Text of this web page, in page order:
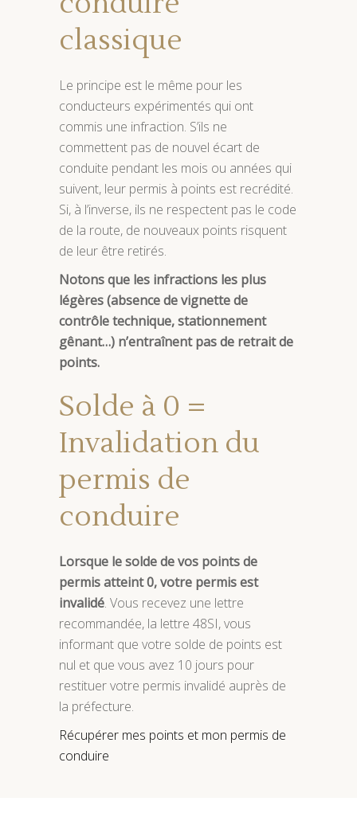
classique
Le principe est le même pour les
conducteurs expérimentés qui ont
commis une infraction. S’ils ne
commettent pas de nouvel écart de
conduite pendant les mois ou années qui
suivent, leur permis à points est recrédité.
Si, à l’inverse, ils ne respectent pas le code
de la route, de nouveaux points risquent
de leur être retirés.
Notons que les infractions les plus
légères (absence de vignette de
contrôle technique, stationnement
gênant…) n’entraînent pas de retrait de
points.
Solde à 0 =
Invalidation du
permis de
conduire
Lorsque le solde de vos points de
permis atteint 0, votre permis est
invalidé. Vous recevez une lettre
recommandée, la lettre 48SI, vous
informant que votre solde de points est
nul et que vous avez 10 jours pour
restituer votre permis invalidé auprès de
la préfecture.
Récupérer mes points et mon permis de
conduire